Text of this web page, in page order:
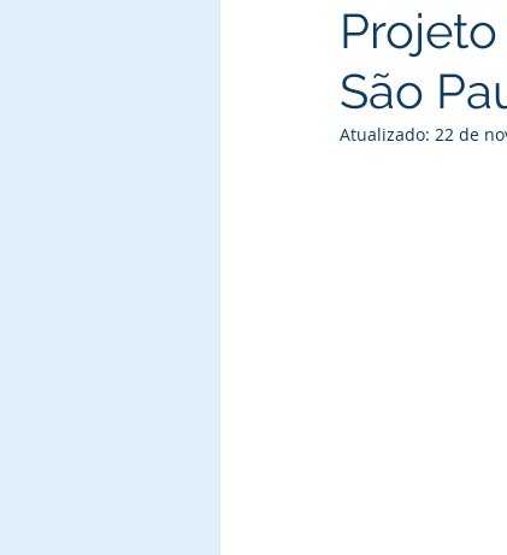
São
Atualizado: 22 de